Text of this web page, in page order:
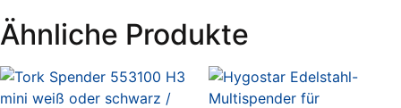
Ähnliche Produkte